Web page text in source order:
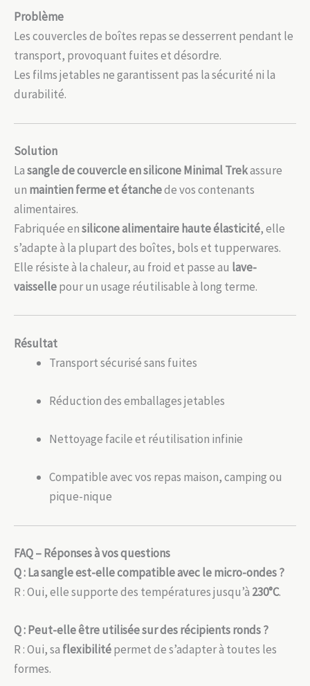
Problème
Les couvercles de boîtes repas se desserrent pendant le
transport, provoquant fuites et désordre.
Les films jetables ne garantissent pas la sécurité ni la
durabilité.
Solution
Lasangle de couvercle en silicone Minimal Trekassure
un maintien ferme et étanchede vos contenants
alimentaires.
Fabriquée ensilicone alimentaire haute élasticité, elle
s’adapte à la plupart des boîtes, bols et tupperwares.
Elle résiste à la chaleur, au froid et passe au lave-
vaissellepour un usage réutilisable à long terme.
Résultat
Transport sécurisé sans fuites
Réduction des emballages jetables
Nettoyage facile et réutilisation infinie
Compatible avec vos repas maison, camping ou
pique-nique
FAQ – Réponses à vos questions
Q : La sangle est-elle compatible avec le micro-ondes ?
R : Oui, elle supporte des températures jusqu’à 230°C.
Q : Peut-elle être utilisée sur des récipients ronds ?
R : Oui, sa flexibilitépermet de s’adapter à toutes les
formes.